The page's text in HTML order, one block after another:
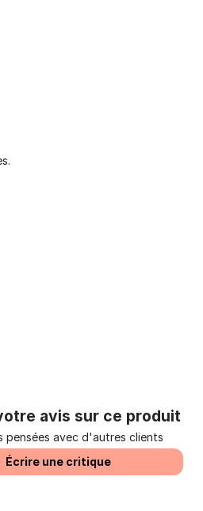
avis sur ce produit
pensées avec d'autres clients
Écrire une critique